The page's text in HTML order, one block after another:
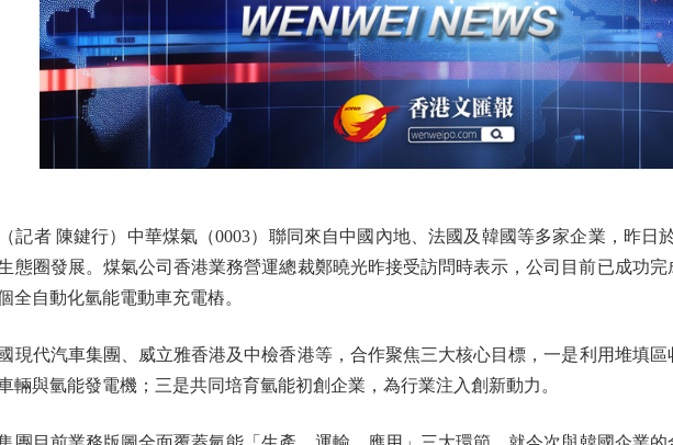
者 陳鍵行）中華煤氣（0003）聯同來自中國內地、法國及韓國等多家企業，昨日
態圈發展。煤氣公司香港業務營運總裁鄭曉光昨接受訪問時表示，公司目前已成功
全自動化氫能電動車充電樁。
代汽車集團、威立雅香港及中檢香港等，合作聚焦三大核心目標，一是利用堆填區
輛與氫能發電機；三是共同培育氫能初創企業，為行業注入創新動力。